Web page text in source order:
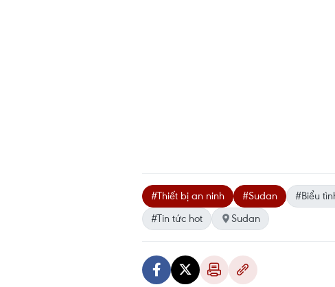
#Thiết bị an ninh #Sudan #Biểu
#Tin tức hot
Sudan